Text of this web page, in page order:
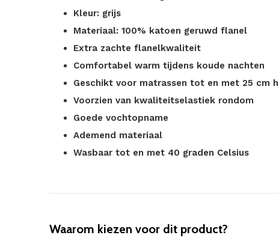
Kleur: grijs
Materiaal: 100% katoen geruwd flanel
Extra zachte flanelkwaliteit
Comfortabel warm tijdens koude nachten
Geschikt voor matrassen tot en met 25 cm
Voorzien van kwaliteitselastiek rondom
Goede vochtopname
Ademend materiaal
Wasbaar tot en met 40 graden Celsius
Waarom kiezen voor dit product?